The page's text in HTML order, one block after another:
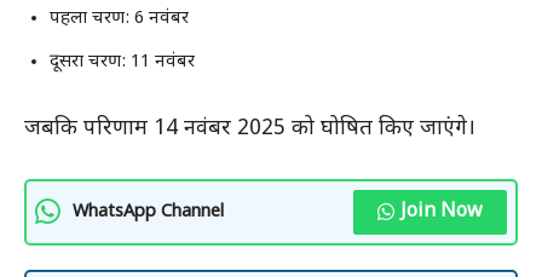
पहला चरण: 6 नवंबर
दूसरा चरण: 11 नवंबर
जबकि परिणाम 14 नवंबर 2025 को घोषित किए जाएंगे।
WhatsApp Channel Join Now